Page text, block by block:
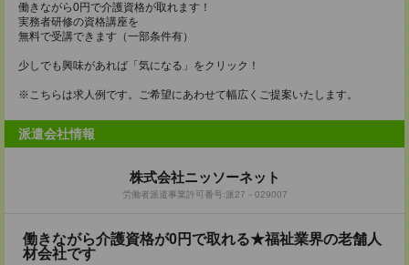
働きながら0円で介護資格が取れます！
実務者研修の資格講座を
無料で受講できます（一部条件有）
少しでも興味があれば「気になる」をクリック！
※こちらは求人例です。ご希望にあわせて幅広くご提案いたします。
派遣会社情報
株式会社ニッソーネット
労働者派遣事業許可番号:派27－029007
働きながら介護資格が0円で取れる★福祉業界の老舗人
材会社です